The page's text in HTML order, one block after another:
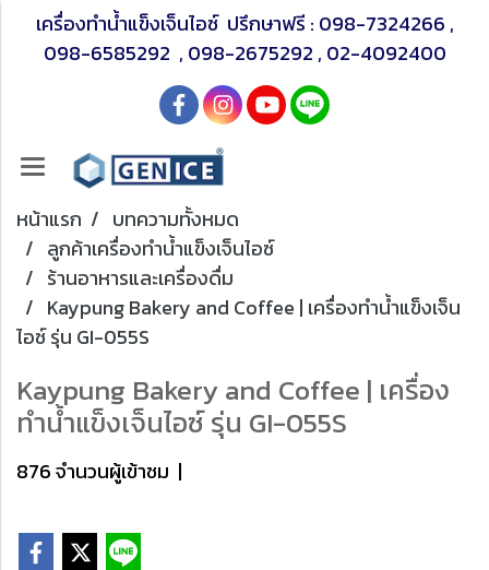
เครื่องทำน้ำแข็งเจ็นไอซ์ ปรึกษาฟรี : 098-7324266 ,
098-6585292 , 098-2675292 , 02-4092400
หน้าแรก
บทความทั้งหมด
ลูกค้าเครื่องทำน้ำแข็งเจ็นไอซ์
ร้านอาหารและเครื่องดื่ม
Kaypung Bakery and Coffee | เครื่องทำน้ำแข็งเจ็น
ไอซ์ รุ่น GI-055S
Kaypung Bakery and Coffee | เครื่อง
ทำน้ำแข็งเจ็นไอซ์ รุ่น GI-055S
876 จำนวนผู้เข้าชม |